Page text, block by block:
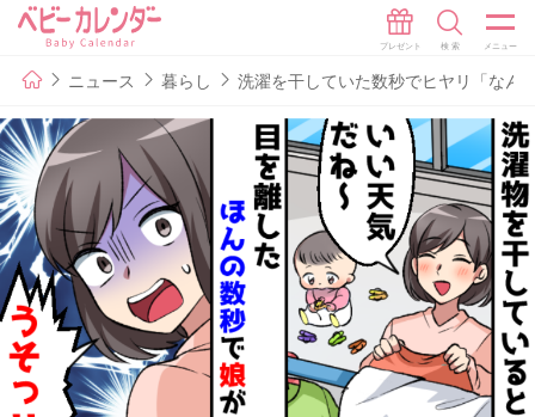
ニュース 暮らし 洗濯を干していた数秒でヒヤリ「なん